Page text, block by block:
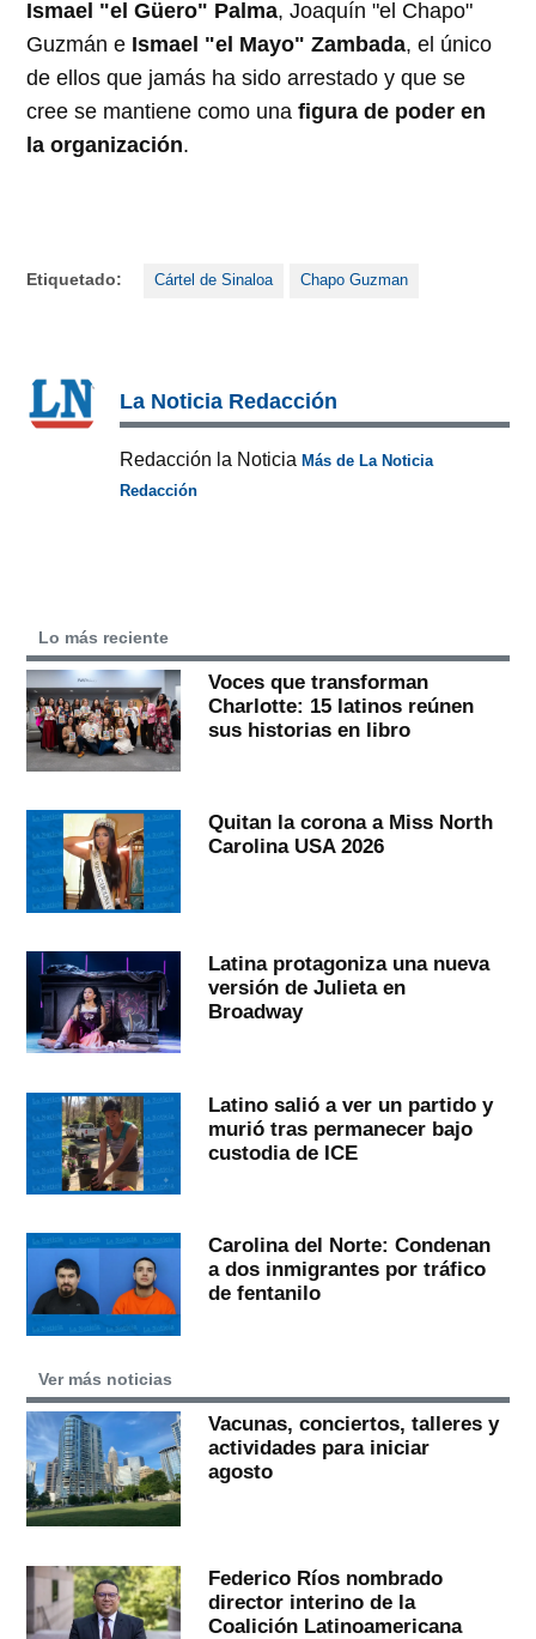
Ismael "el Güero" Palma, Joaquín "el Chapo"
Guzmán e Ismael "el Mayo" Zambada, el único
de ellos que jamás ha sido arrestado y que se
cree se mantiene como unafigura de poder en
la organización.
Etiquetado: Cártel de Sinaloa Chapo Guzman
La Noticia Redacción
Redacción la NoticiaMás de La Noticia
Redacción
Lo más reciente
Voces que transforman
Charlotte: 15 latinos reúnen
sus historias en libro
Quitan la corona a Miss North
Carolina USA 2026
Latina protagoniza una nueva
versión de Julieta en
Broadway
Latino salió a ver un partido y
murió tras permanecer bajo
custodia de ICE
Carolina del Norte: Condenan
a dos inmigrantes por tráfico
de fentanilo
Ver más noticias
Vacunas, conciertos, talleres y
actividades para iniciar
agosto
Federico Ríos nombrado
director interino de la
Coalición Latinoamericana